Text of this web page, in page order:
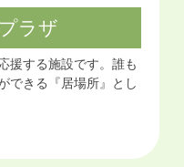
ラザ
援する施設です。誰も
できる『居場所』とし